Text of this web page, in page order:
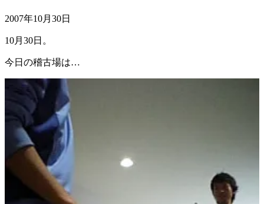
2007年10月30日
10月30日。
今日の稽古場は…